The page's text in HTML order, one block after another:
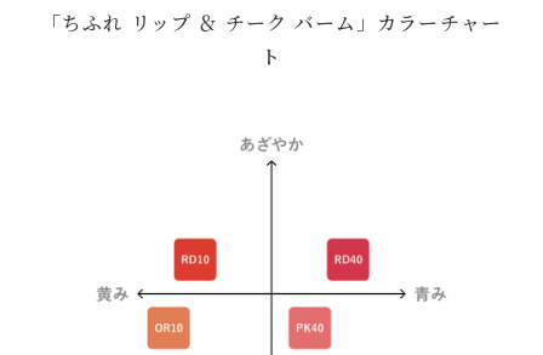
「ちふれ リップ ＆ チーク バーム」カラーチャー
ト